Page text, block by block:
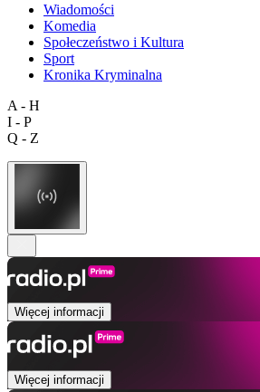
Wiadomości
Komedia
Społeczeństwo i Kultura
Sport
Kronika Kryminalna
A - H
I - P
Q - Z
Więcej informacji
Więcej informacji